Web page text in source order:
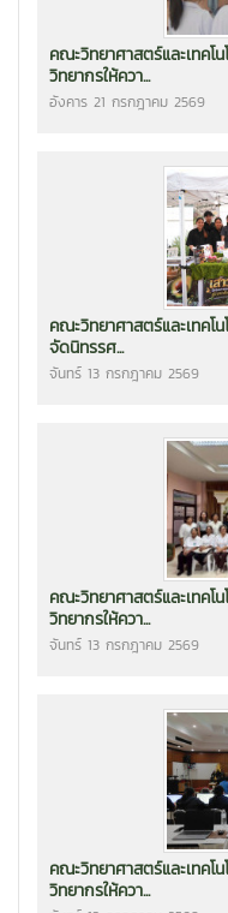
คณะวิทยาศาสตร์และเทคโ
วิทยากรให้ควา...
อังคาร 21 กรกฎาคม 2569
คณะวิทยาศาสตร์และเทคโ
จัดนิทรรศ...
จันทร์ 13 กรกฎาคม 2569
คณะวิทยาศาสตร์และเทคโ
วิทยากรให้ควา...
จันทร์ 13 กรกฎาคม 2569
คณะวิทยาศาสตร์และเทคโ
วิทยากรให้ควา...